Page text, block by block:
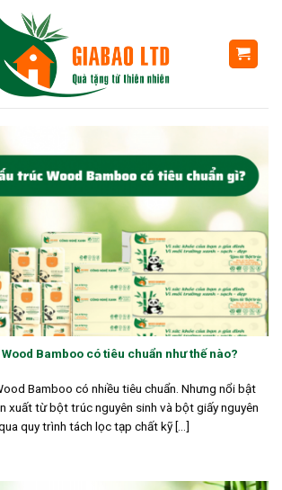
Bamboo có tiêu chuẩn như thế nào?
Bamboo có nhiều tiêu chuẩn. Nhưng nổi bật
xuất từ bột trúc nguyên sinh và bột giấy nguyên
quy trình tách lọc tạp chất kỹ [...]